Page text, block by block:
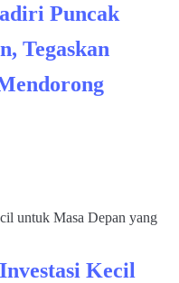
Puncak
Tegaskan
Kecil